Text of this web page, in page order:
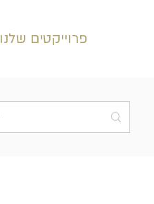
פרוייקטים שלנו